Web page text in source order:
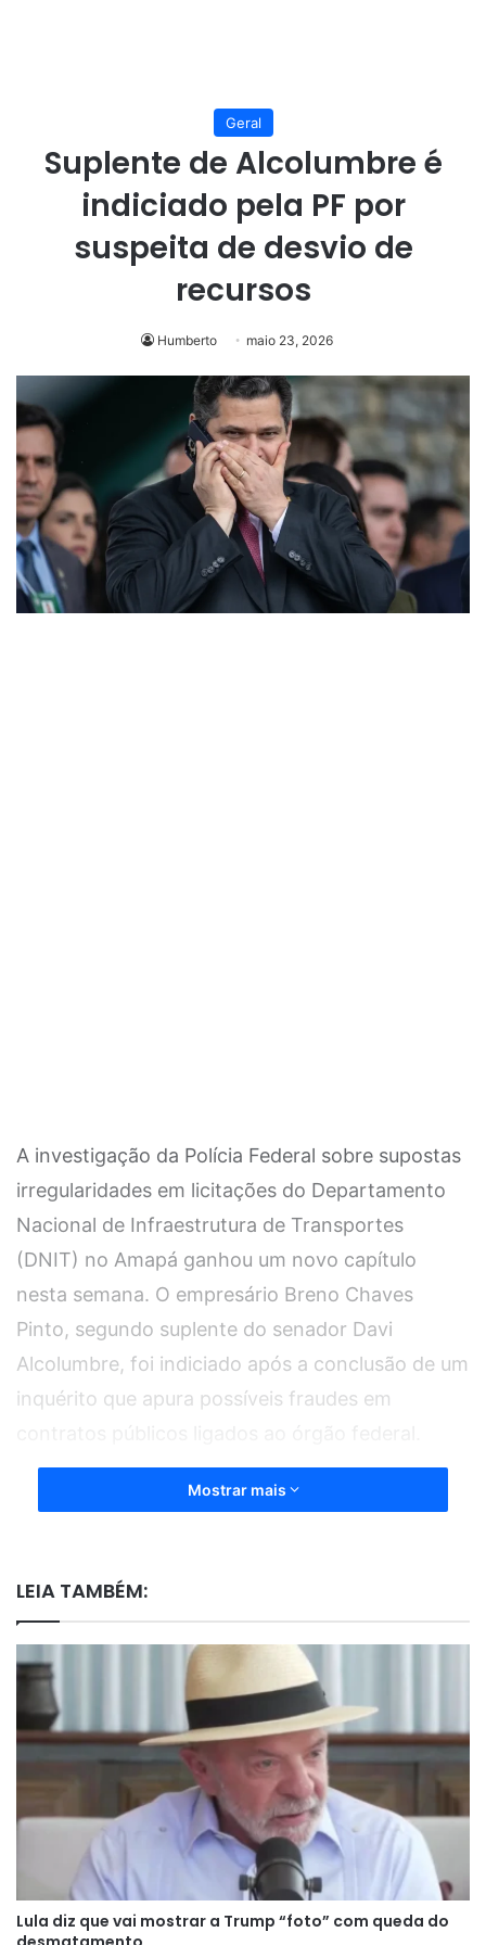
Geral
Suplente de Alcolumbre é
indiciado pela PF por
suspeita de desvio de
recursos
Humberto maio 23, 2026
A investigação da Polícia Federal sobre supostas
irregularidades em licitações do Departamento
Nacional de Infraestrutura de Transportes
(DNIT) no Amapá ganhou um novo capítulo
nesta semana. O empresário Breno Chaves
Pinto, segundo suplente do senador Davi
Alcolumbre, foi indiciado após a conclusão de um
inquérito que apura possíveis fraudes em
Mostrar mais
LEIA TAMBÉM:
Lula diz que vai mostrar a Trump “foto” com queda do